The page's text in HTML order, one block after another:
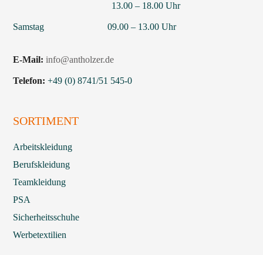
13.00 – 18.00 Uhr
Samstag 09.00 – 13.00 Uhr
E-Mail: info@antholzer.de
Telefon: +49 (0) 8741/51 545-0
SORTIMENT
Arbeitskleidung
Berufskleidung
Teamkleidung
PSA
Sicherheitsschuhe
Werbetextilien